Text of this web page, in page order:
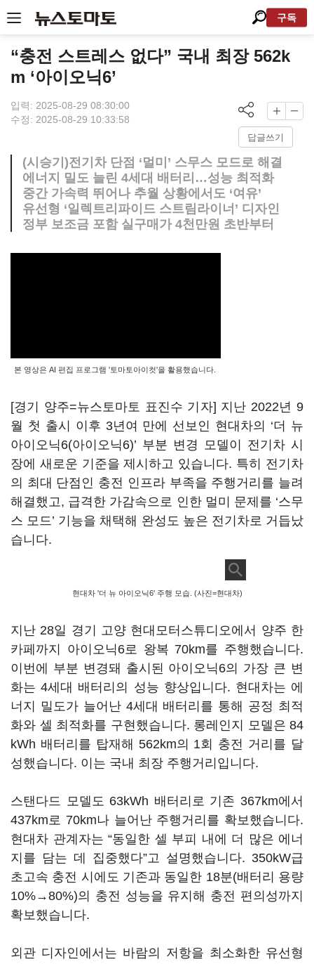
구독
“충전 스트레스 없다” 국내 최장 562k
m ‘아이오닉6’
입력: 2025-08-29 08:30:00
수정: 2025-08-29 10:33:58
답글쓰기
(시승기)전기차 단점 ‘멀미’ 스무스 모드로 해결
에너지 밀도 늘린 4세대 배터리…성능 최적화
중간 가속력 뛰어나 추월 상황에서도 ‘여유’
유선형 ‘일렉트리파이드 스트림라이너’ 디자인
정부 보조금 포함 실구매가 4천만원 초반부터
본 영상은 AI 편집 프로그램 '토마토아이컷'을 활용했습니다.
[경기 양주=뉴스토마토 표진수 기자] 지난 2022년 9
월 첫 출시 이후 3년여 만에 선보인 현대차의 ‘더 뉴
아이오닉6(아이오닉6)’ 부분 변경 모델이 전기차 시
장에 새로운 기준을 제시하고 있습니다. 특히 전기차
의 최대 단점인 충전 인프라 부족을 주행거리를 늘려
해결했고, 급격한 가감속으로 인한 멀미 문제를 ‘스무
스 모드’ 기능을 채택해 완성도 높은 전기차로 거듭났
습니다.
현대차 '더 뉴 아이오닉6' 주행 모습. (사진=현대차)
지난 28일 경기 고양 현대모터스튜디오에서 양주 한
카페까지 아이오닉6로 왕복 70km를 주행했습니다.
이번에 부분 변경돼 출시된 아이오닉6의 가장 큰 변
화는 4세대 배터리의 성능 향상입니다. 현대차는 에
너지 밀도가 늘어난 4세대 배터리를 통해 공정 최적
화와 셀 최적화를 구현했습니다. 롱레인지 모델은 84
kWh 배터리를 탑재해 562km의 1회 충전 거리를 달
성했습니다. 이는 국내 최장 주행거리입니다.
스탠다드 모델도 63kWh 배터리로 기존 367km에서
437km로 70km나 늘어난 주행거리를 확보했습니다.
현대차 관계자는 “동일한 셀 부피 내에 더 많은 에너
지를 담는 데 집중했다”고 설명했습니다. 350kW급
초고속 충전 시에도 기존과 동일한 18분(배터리 용량
10%→80%)의 충전 성능을 유지해 충전 편의성까지
확보했습니다.
외관 디자인에서는 바람의 저항을 최소화한 유선형